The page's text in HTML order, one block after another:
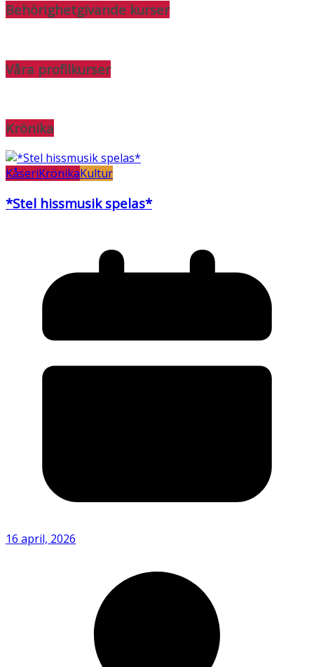
Behörighetgivande kurser
Våra profilkurser
Krönika
KåseriKrönikaKultur
*Stel hissmusik spelas*
16 april, 2026